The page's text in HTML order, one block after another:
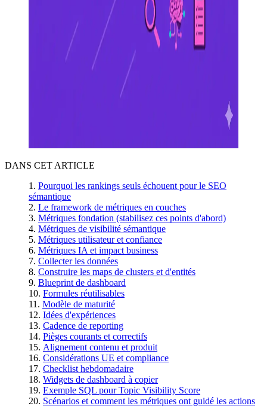
DANS CET ARTICLE
Pourquoi les rankings seuls échouent pour le SEO
sémantique
Le framework de métriques en couches
Métriques fondation (stabilisez ces points d'abord)
Métriques de visibilité sémantique
Métriques utilisateur et confiance
Métriques IA et impact business
Collecter les données
Construire les maps de clusters et d'entités
Blueprint de dashboard
Formules réutilisables
Modèle de maturité
Idées d'expériences
Cadence de reporting
Pièges courants et correctifs
Alignement contenu et produit
Considérations UE et compliance
Checklist hebdomadaire
Widgets de dashboard à copier
Exemple SQL pour Topic Visibility Score
Scénarios et comment les métriques ont guidé les actions